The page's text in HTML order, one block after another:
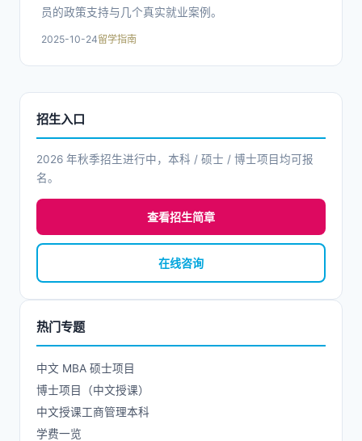
员的政策支持与几个真实就业案例。
2025-10-24留学指南
招生入口
2026 年秋季招生进行中，本科 / 硕士 / 博士项目均可报
名。
查看招生简章
在线咨询
热门专题
中文 MBA 硕士项目
博士项目（中文授课）
中文授课工商管理本科
学费一览